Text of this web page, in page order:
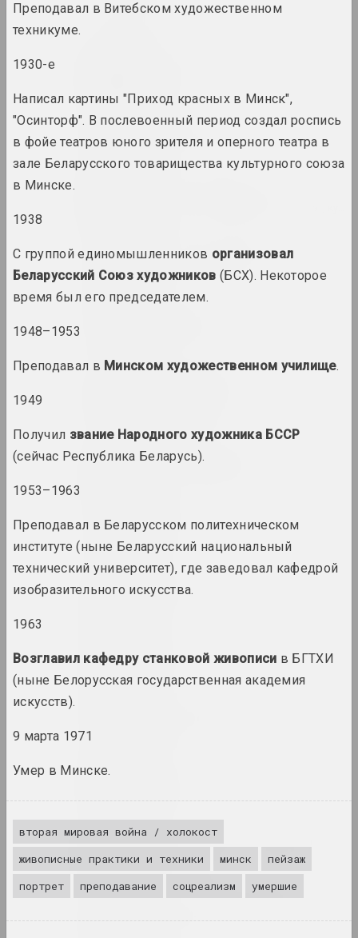
нго
Ксиша Ангелова
художница, актриса
Анатолий Аникейчик
художник, преподаватель
Ирина Ануфриева
Юрий Анушко
Борис Аракчеев
Art Aktivist
интернет ресурс, сми
Арт-Беларусь (галерея)
галерея
премия, конкурс
Преподавал в Витебском художественном
техникуме.
1930-е
Написал картины "Приход красных в Минск",
"Осинторф". В послевоенный период создал роспись
в фойе театров юного зрителя и оперного театра в
зале Беларусского товарищества культурного союза
в Минске.
1938
С группой единомышленников организовал
Беларусский Союз художников (БСХ). Некоторое
время был его председателем.
1948–1953
Преподавал в Минском художественном училище.
1949
Получил звание Народного художника БССР
(сейчас Республика Беларусь).
1953–1963
Преподавал в Беларусском политехническом
институте (ныне Беларусский национальный
технический университет), где заведовал кафедрой
изобразительного искусства.
1963
Возглавил кафедру станковой живописи в БГТХИ
(ныне Белорусская государственная академия
искусств).
9 марта 1971
Умер в Минске.
вторая мировая война / холокост
живописные практики и техники
минск
пейзаж
портрет
преподавание соцреализм умершие